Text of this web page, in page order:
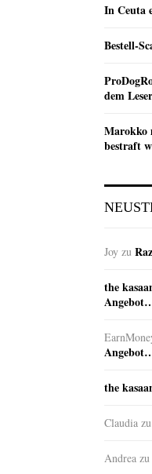
In Ceuta
Bestell-
dem
Marokko
bestraft
Joy zu
the
the
Claudia zu
Andrea zu